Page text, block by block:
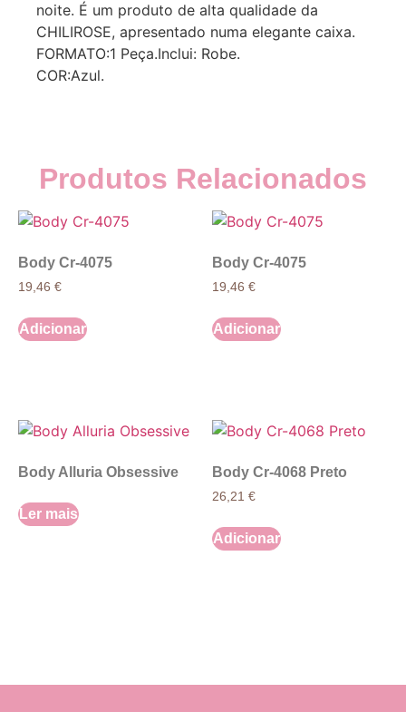
noite. É um produto de alta qualidade da
CHILIROSE, apresentado numa elegante caixa.
FORMATO:1 Peça.Inclui: Robe.
COR:Azul.
Produtos Relacionados
Body Cr-4075
19,46 €
Adicionar
Body Cr-4075
19,46 €
Adicionar
Body Alluria Obsessive
Ler mais
Body Cr-4068 Preto
26,21 €
Adicionar